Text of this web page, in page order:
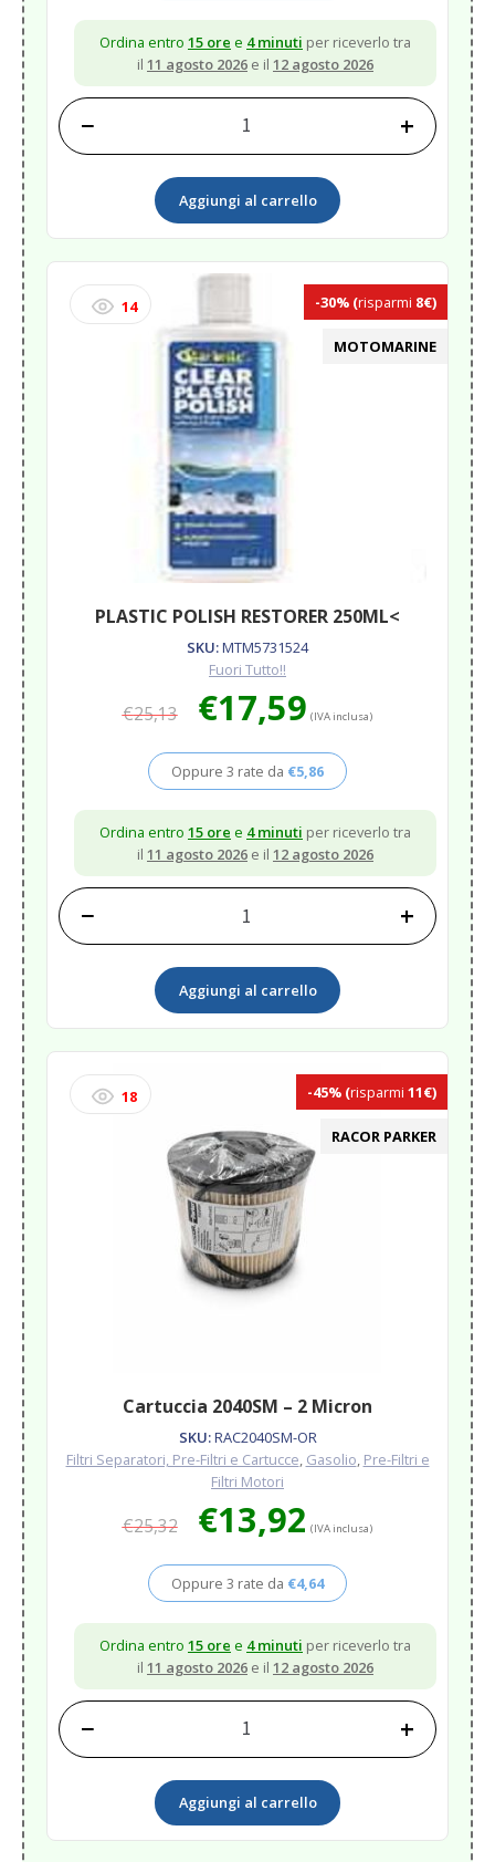
Ordina entro 15 ore e 4 minuti per riceverlo tra
il 11 agosto 2026 e il 12 agosto 2026
SMACCHIATORE
BIRD-
− +
Aggiungi al carrello
MOTOMARINE
-30% (risparmi 8€)
PLASTIC POLISH RESTORER 250ML<
SKU:MTM5731524
Fuori Tutto!!
€25,13
prezzo
era:
€25,13.
€17,59 prezzo
è:
€17,59.
(IVA inclusa)
Oppure 3 rate da €5,86
14
Ordina entro 15 ore e 4 minuti per riceverlo tra
il 11 agosto 2026 e il 12 agosto 2026
PLASTIC
POLISH
− +
Aggiungi al carrello
RACOR PARKER
-45% (risparmi 11€)
Cartuccia 2040SM – 2 Micron
SKU:RAC2040SM-OR
Filtri Separatori, Pre-Filtri e Cartucce, Gasolio, Pre-Filtri e
Filtri Motori
€25,32
prezzo
era:
€25,32.
€13,92 prezzo
è:
€13,92.
(IVA inclusa)
Oppure 3 rate da €4,64
18
Ordina entro 15 ore e 4 minuti per riceverlo tra
il 11 agosto 2026 e il 12 agosto 2026
Cartuccia
2040SM
− +
Aggiungi al carrello